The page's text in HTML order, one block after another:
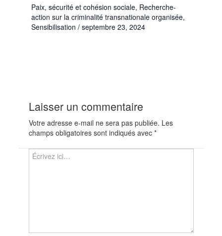
Paix, sécurité et cohésion sociale, Recherche-
action sur la criminalité transnationale organisée,
Sensibilisation / septembre 23, 2024
Laisser un commentaire
Votre adresse e-mail ne sera pas publiée. Les
champs obligatoires sont indiqués avec *
Écrivez